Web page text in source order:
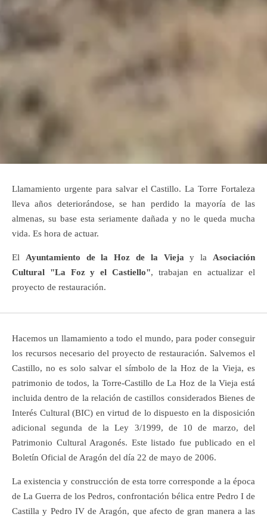
Llamamiento urgente para salvar el Castillo. La Torre Fortaleza
lleva años deteriorándose, se han perdido la mayoría de las
almenas, su base esta seriamente dañada y no le queda mucha
vida. Es hora de actuar.
El Ayuntamiento de la Hoz de la Vieja y la Asociación
Cultural "La Foz y el Castiello", trabajan en actualizar el
proyecto de restauración.
Hacemos un llamamiento a todo el mundo, para poder conseguir
los recursos necesario del proyecto de restauración. Salvemos el
Castillo, no es solo salvar el símbolo de la Hoz de la Vieja, es
patrimonio de todos, la Torre-Castillo de La Hoz de la Vieja está
incluida dentro de la relación de castillos considerados Bienes de
Interés Cultural (BIC) en virtud de lo dispuesto en la disposición
adicional segunda de la Ley 3/1999, de 10 de marzo, del
Patrimonio Cultural Aragonés. Este listado fue publicado en el
Boletín Oficial de Aragón del día 22 de mayo de 2006.
La existencia y construcción de esta torre corresponde a la época
de La Guerra de los Pedros, confrontación bélica entre Pedro I de
Castilla y Pedro IV de Aragón, que afecto de gran manera a las